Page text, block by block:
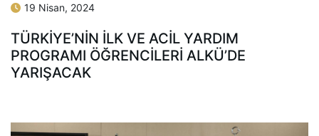
19 Nisan, 2024
TÜRKİYE’NİN İLK VE ACİL YARDIM
PROGRAMI ÖĞRENCİLERİ ALKÜ’DE
YARIŞACAK